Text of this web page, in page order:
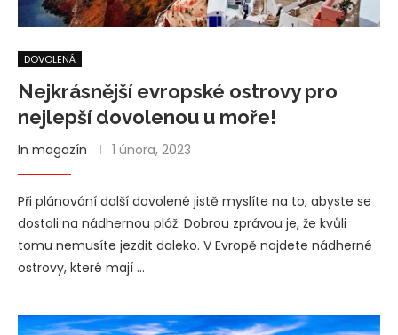
DOVOLENÁ
Nejkrásnější evropské ostrovy pro
nejlepší dovolenou u moře!
In magazín 1 února, 2023
Při plánování další dovolené jistě myslíte na to, abyste se
dostali na nádhernou pláž. Dobrou zprávou je, že kvůli
tomu nemusíte jezdit daleko. V Evropě najdete nádherné
ostrovy, které mají …